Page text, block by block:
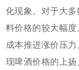
化现象。对于大
料价格的较大幅
成本推进涨价压
现啤酒价格的上